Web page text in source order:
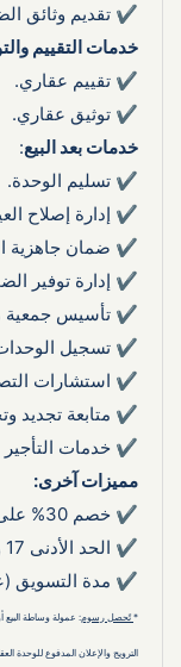
✔ تقديم وثائق
خدمات التقييم
✔ تقييم عقاري.
✔ توثيق عقاري.
خدمات بعد البيع:
✔ تسليم الوحدة.
✔ إدارة إصلاح
✔ ضمان جاهزية
✔ إدارة توفير
✔ تأسيس جمعية
✔ تسجيل
✔ استشارات
✔ متابعة تجديد
✔ خدمات التأجير
مميزات آخرى:
✔ خصم 30% على الخدمات الإضافية.
✔ الحد الأدنى 17 وحدة عقارية.
✔ مدة التسويق
* تًحصل رسوم